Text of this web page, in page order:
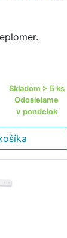
Skladom > 5 ks
Odosielame
v pondelok